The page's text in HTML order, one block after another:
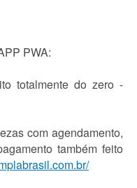
PWA:
totalmente do zero -
com agendamento,
também feito